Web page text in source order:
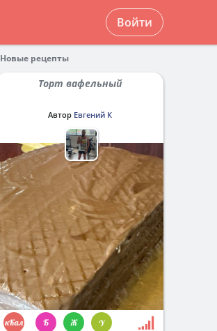
Войти
Новые рецепты
Торт вафельный
Автор Евгений К